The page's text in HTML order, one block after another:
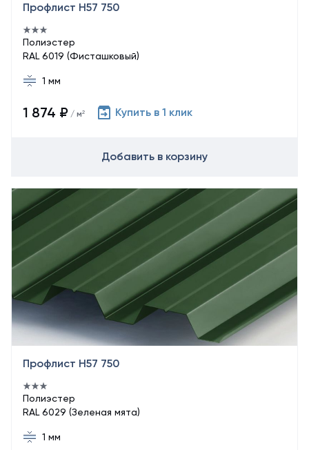
Профлист Н57 750
Полиэстер
RAL 6019 (Фисташковый)
1 мм
1 874 ₽ / м² Купить в 1 клик
Добавить в корзину
Профлист Н57 750
Полиэстер
RAL 6029 (Зеленая мята)
1 мм